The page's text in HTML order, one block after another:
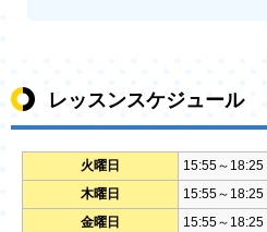
レッスンスケジュール
火曜日
15:55～18:25
木曜日
15:55～18:25
金曜日
15:55～18:25